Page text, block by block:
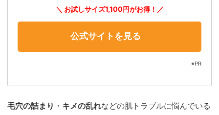
＼ お試しサイズ1,100円がお得！／
公式サイトを見る
※PR
毛穴の詰まり ・ キメの乱れなどの肌トラブルに悩んでいる